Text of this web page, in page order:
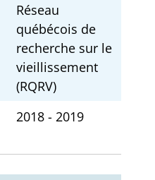
Réseau
québécois de
recherche sur le
vieillissement
(RQRV)
2018 - 2019